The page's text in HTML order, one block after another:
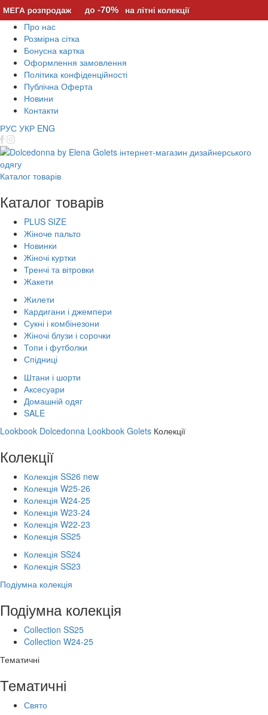
Про нас
Розмірна сітка
Бонусна картка
Оформлення замовлення
Політика конфіденційності
Публічна Оферта
Новини
Контакти
РУС УКР ENG
Каталог товарів
Каталог товарів
PLUS SIZE
Жіноче пальто
Новинки
Жіночі куртки
Тренчі та вітровки
Жакети
Жилети
Кардигани і джемпери
Сукні і комбінезони
Жіночі блузи і сорочки
Топи і футболки
Спідниці
Штани і шорти
Аксесуари
Домашній одяг
SALE
Lookbook Dolcedonna Lookbook Golets Колекції
Колекції
Колекція SS26 new
Колекція W25-26
Колекція W24-25
Колекція W23-24
Колекція W22-23
Колекція SS25
Колекція SS24
Колекція SS23
Подіумна колекція
Подіумна колекція
Collection SS25
Collection W24-25
Тематичні
Тематичні
Свято